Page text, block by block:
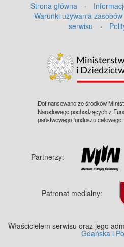
Strona główna ·
Warunki używania zasobów
serwisu
·
Dofinansowano ze środków
Narodowego pochodzących z
państwowego funduszu celowego.
Partnerzy:
Patronat medialny:
Właścicielem serwisu oraz jego
Gdańska i